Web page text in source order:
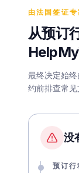
由法国签证专
从预订
最终决定始
约前排查常见
没
预订行